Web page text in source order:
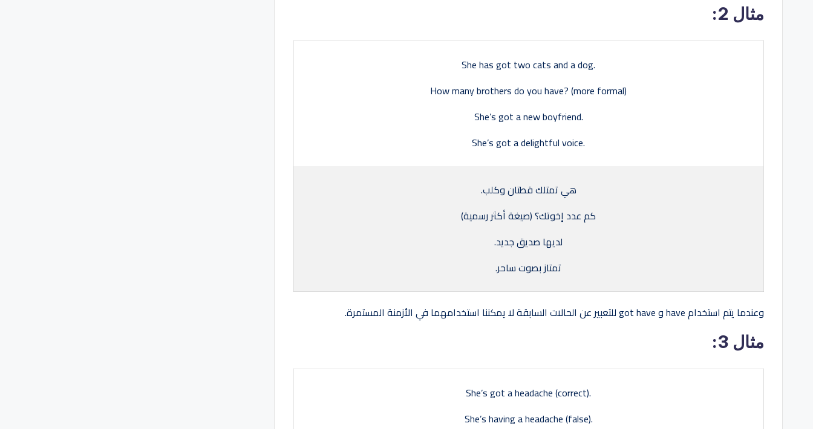
مثال 2:
She has got two cats and a dog.
How many brothers do you have? (more formal)
She’s got a new boyfriend.
She’s got a delightful voice.
هي تمتلك قطتان وكلب.
كم عدد إخوتك؟ (صيغة أكثر رسمية)
لديها صديق جديد.
تمتاز بصوت ساحر.
وعندما يتم استخدام have و got have للتعبير عن الحالات السابقة لا يمكننا استخدامهما في الأزمنة المستمرة.
مثال 3:
She’s got a headache (correct).
She’s having a headache (false).